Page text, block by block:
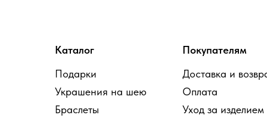
Каталог Покупателям
Украшения на шею
Браслеты
Доставка и
Оплата
Уход за изделием
Подарки